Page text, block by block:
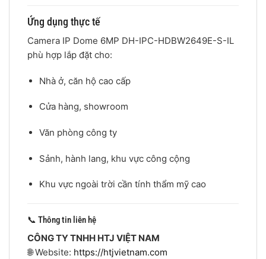
Ứng dụng thực tế
Camera IP Dome 6MP DH-IPC-HDBW2649E-S-IL
phù hợp lắp đặt cho:
Nhà ở, căn hộ cao cấp
Cửa hàng, showroom
Văn phòng công ty
Sảnh, hành lang, khu vực công cộng
Khu vực ngoài trời cần tính thẩm mỹ cao
📞 Thông tin liên hệ
CÔNG TY TNHH HTJ VIỆT NAM
🌐 Website: https://htjvietnam.com